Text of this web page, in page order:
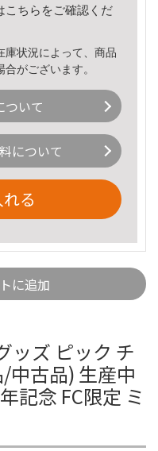
こちら をご確認くだ
状況によって、商品
がございます。
ついて
について
る
に追加
ッズ ピック チ
中古品) 生産中
記念 FC限定 ミ